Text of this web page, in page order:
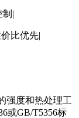
制|
比优先|
强度和热处理工
或GB/T5356标